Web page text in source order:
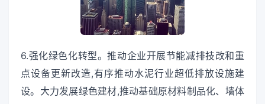
6.强化绿色化转型。推动企业开展节能减排技改和重
点设备更新改造,有序推动水泥行业超低排放设施建
设。大力发展绿色建材,推动基础原材料制品化、墙体